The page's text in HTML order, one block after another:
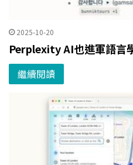
2025-10-20
Perplexity AI也進軍語言
繼續閱讀